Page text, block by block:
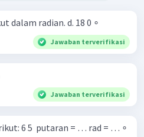
Ubahlah sudut-sudut berikut dalam radian. d. 18 0 ∘
Jawaban terverifikasi
Jawaban terverifikasi
Tentukan ukuran sudut berikut: 6 5 ​ putaran = … rad = … ∘